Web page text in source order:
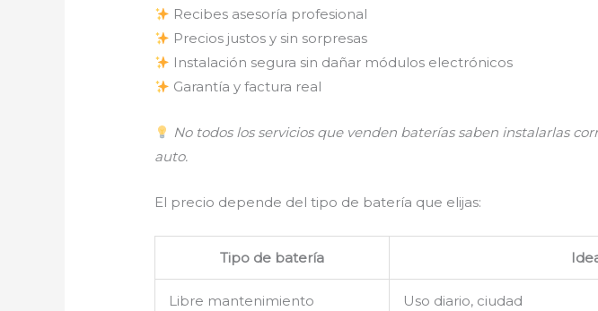
Recibes asesoría profesional
Precios justos y sin sorpresas
Instalación segura sin dañar módulos electrónicos
Garantía y factura real
No todos los servicios que venden baterías saben instalarlas
auto.
El precio depende del tipo de batería que elijas:
Tipo de batería
Libre mantenimiento Uso diario, ciudad